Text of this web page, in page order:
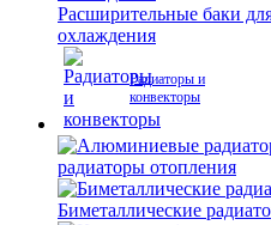
Расширительные баки
охлаждения
Радиаторы и
конвекторы
радиаторы отопления
Биметаллические